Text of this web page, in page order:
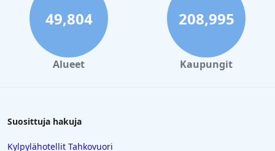
49,804
Alueet
208,995
Kaupungit
Suosittuja hakuja
Kylpylähotellit Tahkovuori